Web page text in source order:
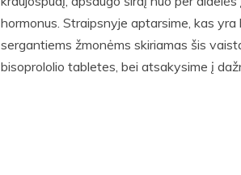
hormonus. Straipsnyje aptarsime, kas
sergantiems žmonėms skiriamas šis
bisoprololio tabletes, bei atsakysime į